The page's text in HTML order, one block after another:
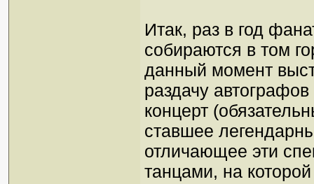
Итак, раз в год
собираются в том
данный момент
раздачу
концерт
ставшее
отличающее эти
танцами, на